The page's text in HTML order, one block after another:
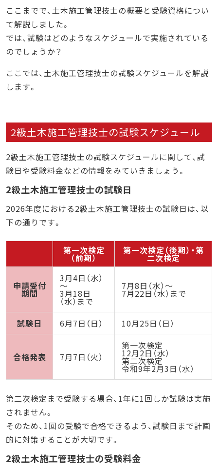
ここまでで、土木施工管理技士の概要と受験資格につい
て解説しました。
では、試験はどのようなスケジュールで実施されている
のでしょうか？
ここでは、土木施工管理技士の試験スケジュールを解説
します。
2級土木施工管理技士の試験スケジュール
2級土木施工管理技士の試験スケジュールに関して、試
験日や受験料金などの情報をみていきましょう。
2級土木施工管理技士の試験日
2026年度における2級土木施工管理技士の試験日は、以
下の通りです。
第一次検定
（前期）
第一次検定（後期）・第
二次検定
申請受付
期間
3月4日（水）
～
3月18日
（水）まで
7月8日（水）～
7月22日（水）まで
試験日 6月7日（日） 10月25日（日）
合格発表 7月7日（火）
第一次検定
12月2日（水）
第二次検定
令和9年2月3日（水）
第二次検定まで受験する場合、1年に1回しか試験は実施
されません。
そのため、1回の受験で合格できるよう、試験日まで計画
的に対策することが大切です。
2級土木施工管理技士の受験料金